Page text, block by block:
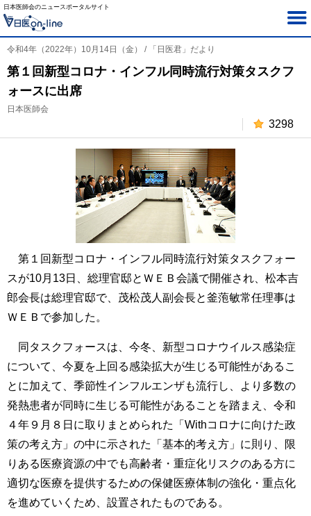
日本医師会のニュースポータルサイト
令和4年（2022年）10月14日（金） / 「日医君」だより
第１回新型コロナ・インフル同時流行対策タスクフ
ォースに出席
日本医師会
3298
第１回新型コロナ・インフル同時流行対策タスクフォー
スが10月13日、総理官邸とＷＥＢ会議で開催され、松本吉
郎会長は総理官邸で、茂松茂人副会長と釜萢敏常任理事は
ＷＥＢで参加した。
同タスクフォースは、今冬、新型コロナウイルス感染症
について、今夏を上回る感染拡大が生じる可能性があるこ
とに加えて、季節性インフルエンザも流行し、より多数の
発熱患者が同時に生じる可能性があることを踏まえ、令和
４年９月８日に取りまとめられた「Withコロナに向けた政
策の考え方」の中に示された「基本的考え方」に則り、限
りある医療資源の中でも高齢者・重症化リスクのある方に
適切な医療を提供するための保健医療体制の強化・重点化
を進めていくため、設置されたものである。